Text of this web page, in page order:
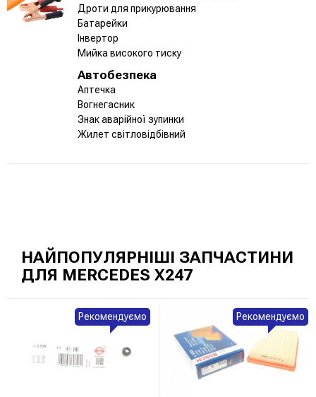
Дроти для прикурювання
Батарейки
Інвертор
Мийка високого тиску
Автобезпека
Аптечка
Вогнегасник
Знак аварійної зупинки
Жилет світловідбівний
НАЙПОПУЛЯРНІШІ ЗАПЧАСТИНИ
ДЛЯ MERCEDES X247
Рекомендуємо Рекомендуємо